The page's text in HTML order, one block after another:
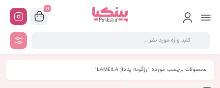
0
محصولات برچسب خورده “رژگونه پددار LAMEILA”